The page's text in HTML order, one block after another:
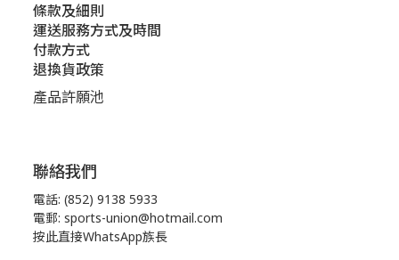
條款及細則
運送服務方式及時間
付款方式
退換貨政策
產品許願池
聯絡我們
電話: (852) 9138 5933
電郵: sports-union@hotmail.com
按此直接WhatsApp族長